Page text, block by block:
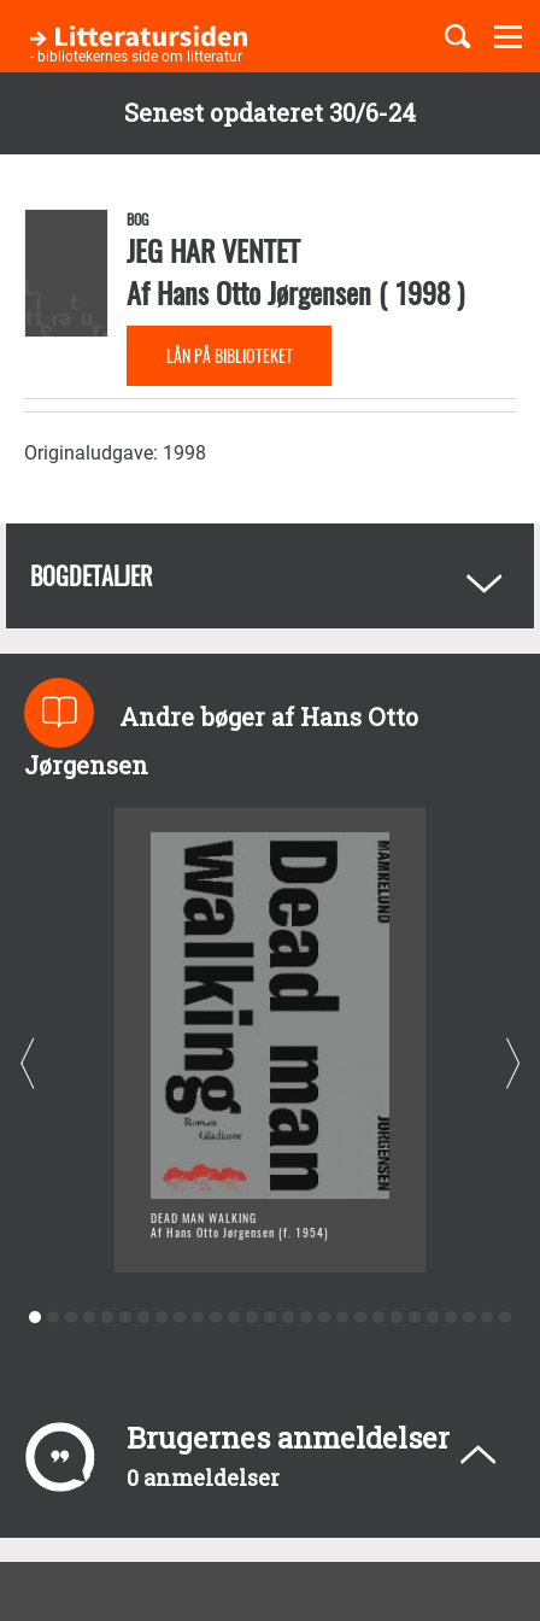
Senest opdateret 30/6-24
hovedindhold
- bibliotekernes side om litteratur
Børnebøger
Temaer
BOG
JEG HAR VENTET
AfHans Otto Jørgensen(1998)
LÅN PÅ BIBLIOTEKET
Originaludgave: 1998
BOGDETALJER
Andre bøger af Hans Otto
Jørgensen
DEAD MAN WALKING
Af Hans Otto Jørgensen (f. 1954)
Brugernes anmeldelser
0 anmeldelser